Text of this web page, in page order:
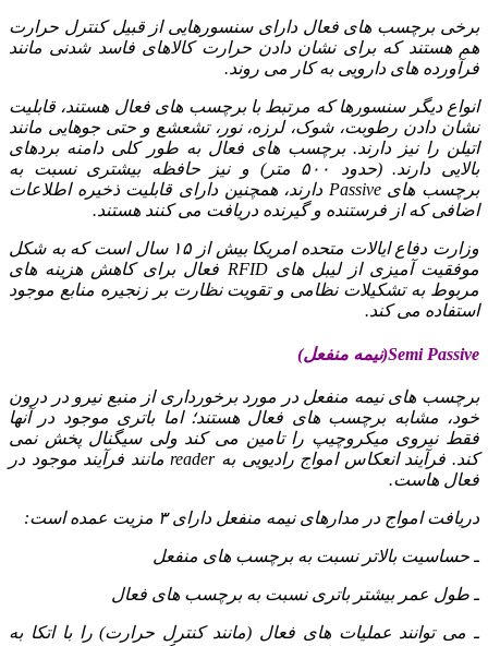
برخی برچسب های فعال دارای سنسورهایی از قبیل کنترل حرارت
هم هستند که برای نشان دادن حرارت کالاهای فاسد شدنی مانند
فرآورده های دارویی به کار می روند.
انواع دیگر سنسورها که مرتبط با برچسب های فعال هستند، قابلیت
نشان دادن رطوبت، شوک، لرزه، نور، تشعشع و حتی جوهایی مانند
اتیلن را نیز دارند. برچسب های فعال به طور کلی دامنه بردهای
بالایی دارند. (حدود ۵۰۰ متر) و نیز حافظه بیشتری نسبت به
برچسب های Passive دارند، همچنین دارای قابلیت ذخیره اطلاعات
اضافی که از فرستنده و گیرنده دریافت می کنند هستند.
وزارت دفاع ایالات متحده امریکا بیش از ۱۵ سال است که به شکل
موفقیت آمیزی از لیبل های RFID فعال برای کاهش هزینه های
مربوط به تشکیلات نظامی و تقویت نظارت بر زنجیره منابع موجود
استفاده می کند.
Semi Passive(نیمه منفعل)
برچسب های نیمه منفعل در مورد برخورداری از منبع نیرو در درون
خود، مشابه برچسب های فعال هستند؛ اما باتری موجود در آنها
فقط نیروی میکروچیپ را تامین می کند ولی سیگنال پخش نمی
کند. فرآیند انعکاس امواج رادیویی به reader مانند فرآیند موجود در
فعال هاست.
دریافت امواج در مدارهای نیمه منفعل دارای ۳ مزیت عمده است:
ـ حساسیت بالاتر نسبت به برچسب های منفعل
ـ طول عمر بیشتر باتری نسبت به برچسب های فعال
ـ می توانند عملیات های فعال (مانند کنترل حرارت) را با اتکا به